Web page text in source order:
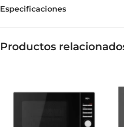
Especificaciones
Productos